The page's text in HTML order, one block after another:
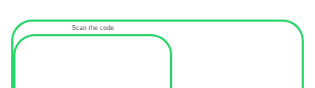
Scan the code